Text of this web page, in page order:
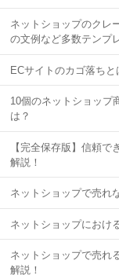
ネットショップのクレ
の文例など多数テンプ
ECサイトのカゴ落ち
10個のネットショップ
は？
【完全保存版】信頼
解説！
ネットショップで売れ
ネットショップにおけ
ネットショップで売れ
解説！